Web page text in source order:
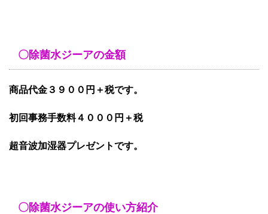
〇除菌水ジーアの金額
商品代金３９００円＋税です。
初回事務手数料４０００円＋税
超音波加湿器プレゼントです。
〇除菌水ジーアの使い方紹介